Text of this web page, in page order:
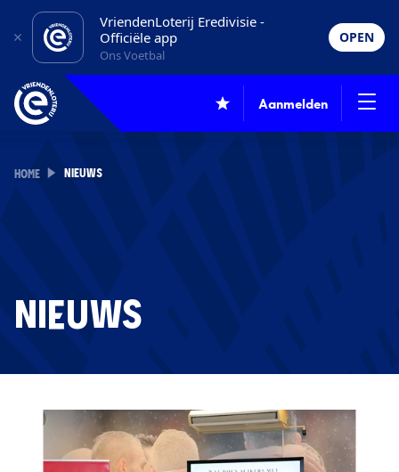
VriendenLoterij Eredivisie -
Officiële app
Ons Voetbal
OPEN
Aanmelden
HOME NIEUWS
NIEUWS